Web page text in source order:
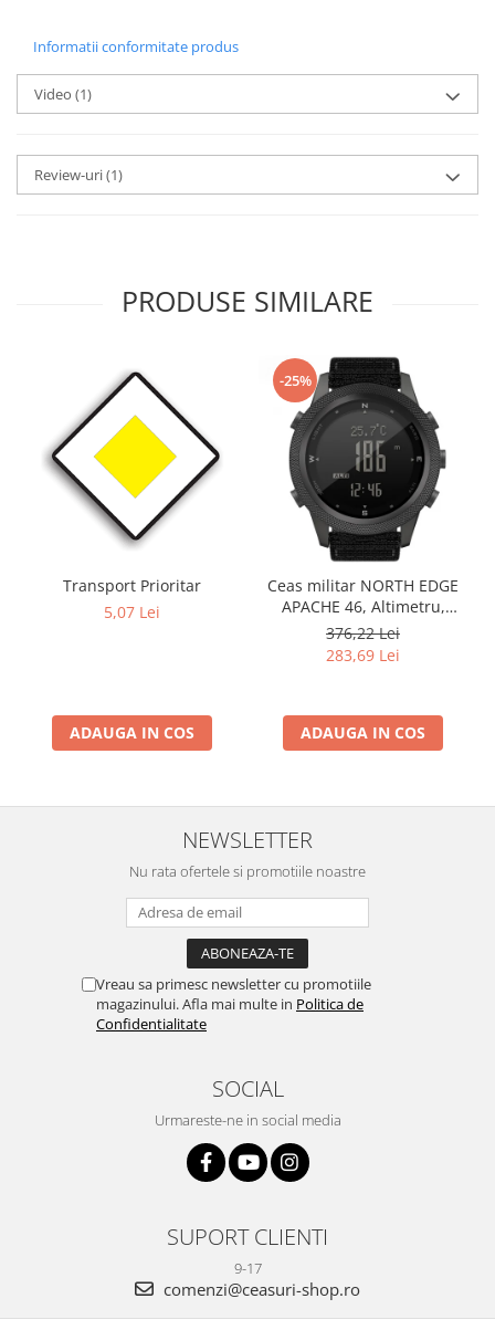
Informatii conformitate produs
Video (1)
Review-uri(1)
PRODUSE SIMILARE
Transport Prioritar
5,07 Lei
ADAUGA IN COS
-25%
Ceas militar NORTH EDGE
APACHE 46, Altimetru,
Barometru, Cronometru,
Termometru, Pedometru,
Busola
376,22 Lei
283,69 Lei
ADAUGA IN COS
NEWSLETTER
Nu rata ofertele si promotiile noastre
Vreau sa primesc newsletter cu promotiile
magazinului. Afla mai multe in Politica de
Confidentialitate
SOCIAL
Urmareste-ne in social media
SUPORT CLIENTI
9-17
comenzi@ceasuri-shop.ro